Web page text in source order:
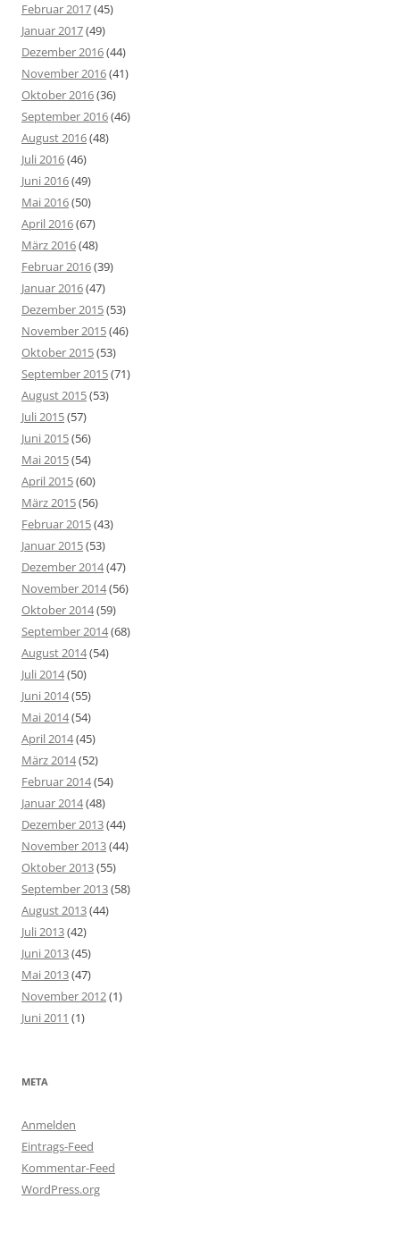
Februar 2017(45)
Januar 2017(49)
Dezember 2016(44)
November 2016(41)
Oktober 2016(36)
September 2016(46)
August 2016(48)
Juli 2016(46)
Juni 2016(49)
Mai 2016(50)
April 2016(67)
März 2016(48)
Februar 2016(39)
Januar 2016(47)
Dezember 2015(53)
November 2015(46)
Oktober 2015(53)
September 2015(71)
August 2015(53)
Juli 2015(57)
Juni 2015(56)
Mai 2015(54)
April 2015(60)
März 2015(56)
Februar 2015(43)
Januar 2015(53)
Dezember 2014(47)
November 2014(56)
Oktober 2014(59)
September 2014(68)
August 2014(54)
Juli 2014(50)
Juni 2014(55)
Mai 2014(54)
April 2014(45)
März 2014(52)
Februar 2014(54)
Januar 2014(48)
Dezember 2013(44)
November 2013(44)
Oktober 2013(55)
September 2013(58)
August 2013(44)
Juli 2013(42)
Juni 2013(45)
Mai 2013(47)
November 2012(1)
Juni 2011 (1)
META
Anmelden
Eintrags-Feed
Kommentar-Feed
WordPress.org